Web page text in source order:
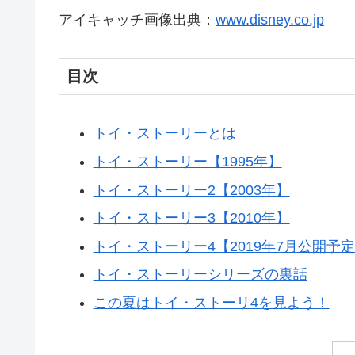
アイキャッチ画像出典： www.disney.co.jp
目次
トイ・ストーリーとは
トイ・ストーリー【1995年】
トイ・ストーリー2【2003年】
トイ・ストーリー3【2010年】
トイ・ストーリー4【2019年7月公開予
トイ・ストーリーシリーズの裏話
この夏はトイ・ストーリ4を見よう！